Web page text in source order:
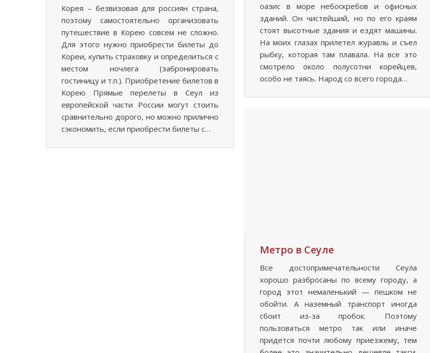
Корея – безвизовая для россиян страна,
поэтому самостоятельно организовать
путешествие в Корею совсем не сложно.
Для этого нужно приобрести билеты до
Кореи, купить страховку и определиться с
местом ночлега (забронировать
гостиницу и т.п.). Приобретение билетов в
Корею Прямые перелеты в Сеул из
европейской части России могут стоить
сравнительно дорого, но можно прилично
сэкономить, если приобрести билеты с…
оазис в море небоскребов и офисных
зданий. Он чистейший, но по его краям
стоят высотные здания и ездят машины.
На моих глазах прилетел журавль и съел
рыбку, которая там плавала. На все это
смотрело около полусотни корейцев,
особо не таясь. Народ со всего города…
Метро в Сеуле
Все достопримечательности Сеула
хорошо разбросаны по всему городу, а
город этот немаленький — пешком не
обойти. А наземный транспорт иногда
сбоит из-за пробок. Поэтому
пользоваться метро так или иначе
придется почти любому приезжему, тем